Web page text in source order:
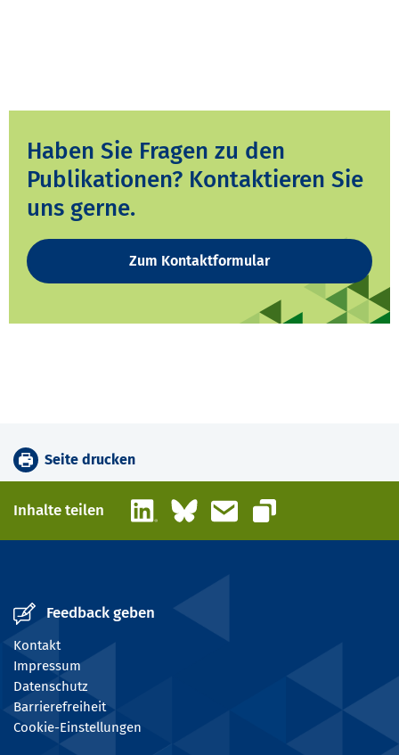
Haben Sie Fragen zu den
Publikationen? Kontaktieren Sie
uns gerne.
Zum Kontaktformular
Seite drucken
Inhalte teilen LinkedInBlueskyE-Mail
Link kopieren
Feedback geben
Kontakt
Impressum
Datenschutz
Barrierefreiheit
Cookie-Einstellungen